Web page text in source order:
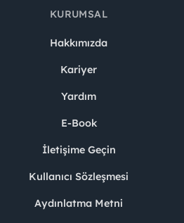
KURUMSAL
Hakkımızda
Kariyer
Yardım
E-Book
İletişime Geçin
Kullanıcı Sözleşmesi
Aydınlatma Metni